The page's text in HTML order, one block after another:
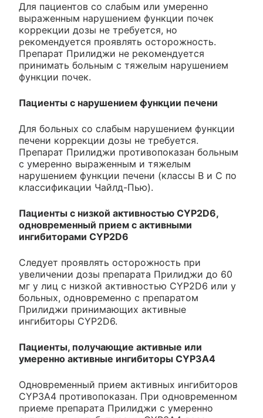
Для пациентов со слабым или умеренно
выраженным нарушением функции почек
коррекции дозы не требуется, но
рекомендуется проявлять осторожность.
Препарат Прилиджи не рекомендуется
принимать больным с тяжелым нарушением
функции почек.
Пациенты с нарушением функции печени
Для больных со слабым нарушением функции
печени коррекции дозы не требуется.
Препарат Прилиджи противопоказан больным
с умеренно выраженным и тяжелым
нарушением функции печени (классы В и С по
классификации Чайлд-Пью).
Пациенты с низкой активностью CYP2D6,
одновременный прием с активными
ингибиторами CYP2D6
Следует проявлять осторожность при
увеличении дозы препарата Прилиджи до 60
мг у лиц с низкой активностью CYP2D6 или у
больных, одновременно с препаратом
Прилиджи принимающих активные
ингибиторы CYP2D6.
Пациенты, получающие активные или
умеренно активные ингибиторы CYP3A4
Одновременный прием активных ингибиторов
CYP3A4 противопоказан. При одновременном
приеме препарата Прилиджи с умеренно